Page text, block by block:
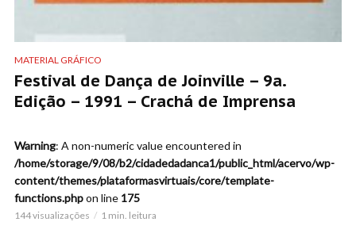
MATERIAL GRÁFICO
Festival de Dança de Joinville – 9a.
Edição – 1991 – Crachá de Imprensa
Warning: A non-numeric value encountered in
/home/storage/9/08/b2/cidadedadanca1/public_html/acervo/wp-
content/themes/plataformasvirtuais/core/template-
functions.phpon line 175
144 visualizações 1 min. leitura